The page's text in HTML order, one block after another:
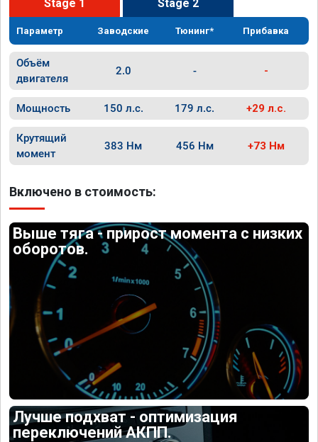
Stage 1 Stage 2
Параметр Заводские Тюнинг* Прибавка
Объём
двигателя
2.0 - -
Мощность 150 л.с. 179 л.с. +29 л.с.
Крутящий
момент
383 Нм 456 Нм +73 Нм
Включено в стоимость:
Выше тяга - прирост момента с низких
оборотов.
Лучше подхват - оптимизация
переключений АКПП.